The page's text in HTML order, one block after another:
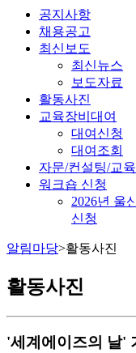
공지사항
채용공고
최신보도
최신뉴스
보도자료
활동사진
교육장비대여
대여신청
대여조회
자문/컨설팅/교
워크숍 신청
2026년 울
신청
알림마당>활동사진
활동사진
'세계에이즈의 날'